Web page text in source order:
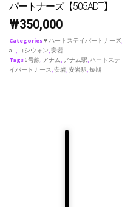
パートナーズ【505ADT】
₩350,000
Categories♥ ハートステイパートナーズ
all コシウォン 安岩
Tags6号線 アナム アナム駅 ハートステ
イパートナース 安岩 安岩駅 短期